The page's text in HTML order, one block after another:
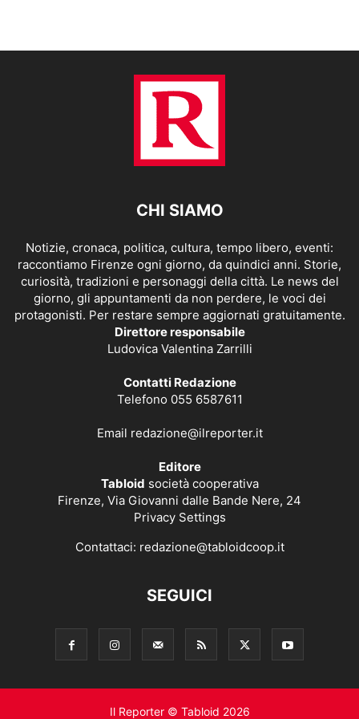
CHI SIAMO
Notizie, cronaca, politica, cultura, tempo libero, eventi:
raccontiamo Firenze ogni giorno, da quindici anni. Storie,
curiosità, tradizioni e personaggi della città. Le news del
giorno, gli appuntamenti da non perdere, le voci dei
protagonisti. Per restare sempre aggiornati gratuitamente.
Direttore responsabile
Ludovica Valentina Zarrilli
Contatti Redazione
Telefono 055 6587611
Email redazione@ilreporter.it
Editore
Tabloid società cooperativa
Firenze, Via Giovanni dalle Bande Nere, 24
Privacy Settings
Contattaci: redazione@tabloidcoop.it
SEGUICI
Il Reporter © Tabloid 2026